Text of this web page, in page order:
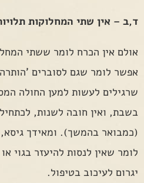
ד,ב – אין שתי המחלוקות
אולם אין הכרח לומר ששתי
אפשר לומר שגם לסוברים
שרגילים לעשות למען החולה
בשבת, ואין חובה לשנות,
(כמבואר בהמשך). ומאידך
לומר שאין לנסות להיעזר בגוי
יגרום לעיכוב בטיפול.